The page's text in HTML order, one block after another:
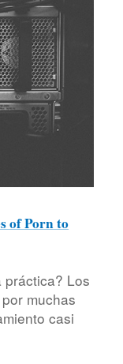
of Porn to
práctica? Los
muchas
casi